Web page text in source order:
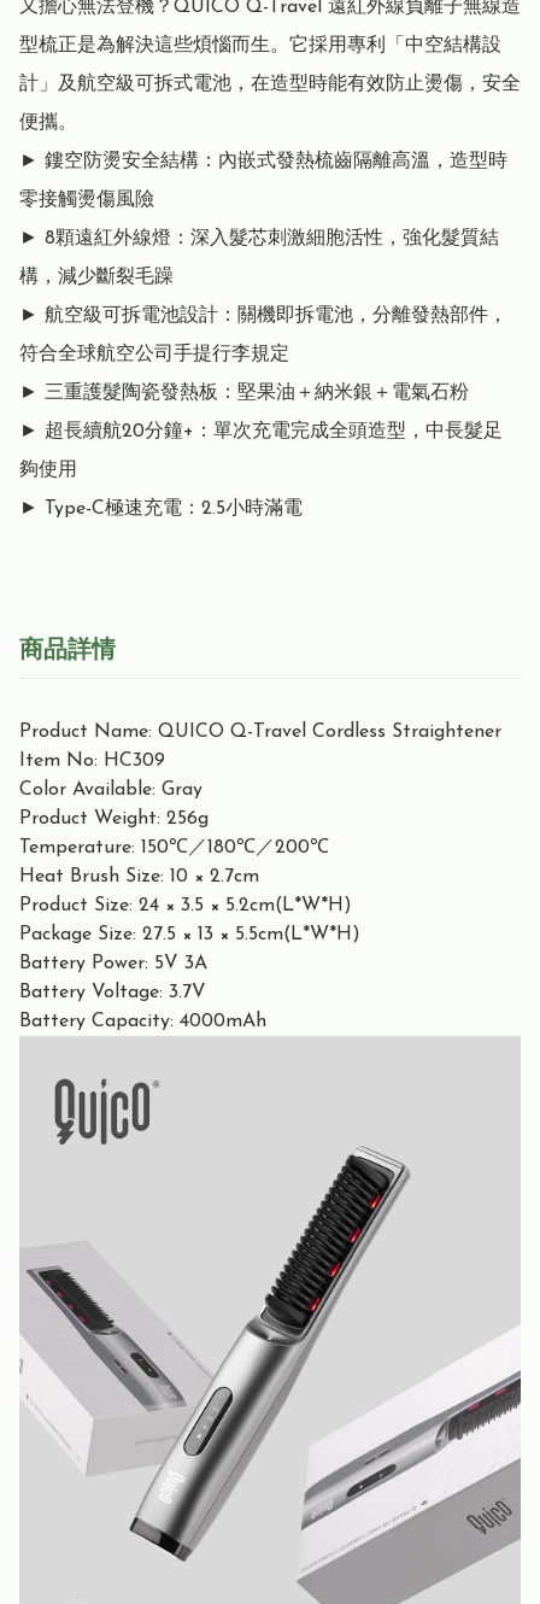
又擔心無法登機？QUICO Q-Travel 遠紅外線負離子無線造
型梳正是為解決這些煩惱而生。它採用專利「中空結構設
計」及航空級可拆式電池，在造型時能有效防止燙傷，安全
便攜。
► 鏤空防燙安全結構：內嵌式發熱梳齒隔離高溫，造型時
零接觸燙傷風險
► 8顆遠紅外線燈：深入髮芯刺激細胞活性，強化髮質結
構，減少斷裂毛躁
► 航空級可拆電池設計：關機即拆電池，分離發熱部件，
符合全球航空公司手提行李規定
► 三重護髮陶瓷發熱板：堅果油＋納米銀＋電氣石粉
► 超長續航20分鐘+：單次充電完成全頭造型，中長髮足
夠使用
► Type-C極速充電：2.5小時滿電
商品詳情
Product Name: QUICO Q-Travel Cordless Straightener
Item No: HC309
Color Available: Gray
Product Weight: 256g
Temperature: 150℃／180℃／200℃
Heat Brush Size: 10 × 2.7cm
Product Size: 24 × 3.5 × 5.2cm(L*W*H)
Package Size: 27.5 × 13 × 5.5cm(L*W*H)
Battery Power: 5V 3A
Battery Voltage: 3.7V
Battery Capacity: 4000mAh